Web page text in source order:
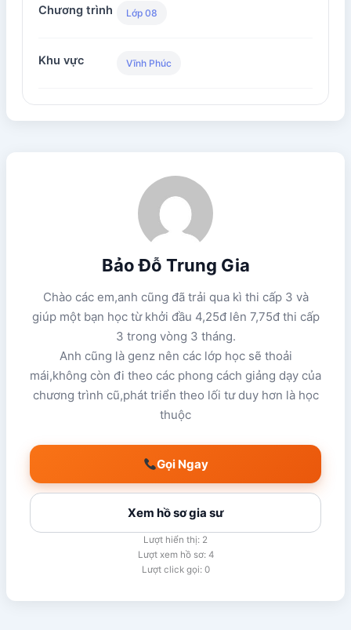
Chương trình Lớp 08
Khu vực Vĩnh Phúc
Bảo Đỗ Trung Gia
Chào các em,anh cũng đã trải qua kì thi cấp 3 và
giúp một bạn học từ khởi đầu 4,25đ lên 7,75đ thi cấp
3 trong vòng 3 tháng.
Anh cũng là genz nên các lớp học sẽ thoải
mái,không còn đi theo các phong cách giảng dạy của
chương trình cũ,phát triển theo lối tư duy hơn là học
thuộc
Gọi Ngay
Xem hồ sơ gia sư
Lượt hiển thị: 2
Lượt xem hồ sơ: 4
Lượt click gọi: 0